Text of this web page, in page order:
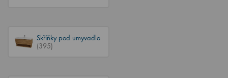
Skříňky pod umyvadlo
(395)